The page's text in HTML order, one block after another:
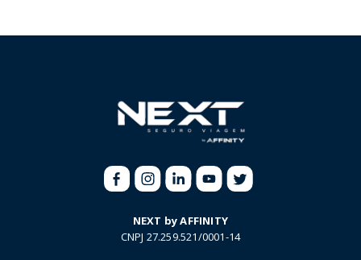
NEXT by AFFINITY
CNPJ 27.259.521/0001-14